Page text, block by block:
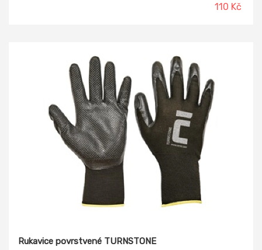
110 Kč
Rukavice povrstvené TURNSTONE